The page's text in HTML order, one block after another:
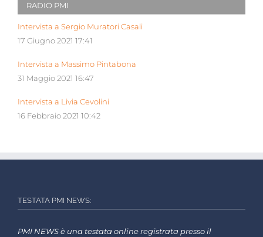
RADIO PMI
Intervista a Sergio Muratori Casali
17 Giugno 2021 17:41
Intervista a Massimo Pintabona
31 Maggio 2021 16:47
Intervista a Livia Cevolini
16 Febbraio 2021 10:42
TESTATA PMI NEWS:
PMI NEWS è una testata online registrata presso il